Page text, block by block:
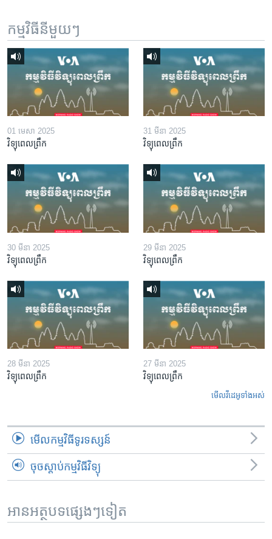
កម្មវិធី​នីមួយៗ
01 មេសា 2025
វិទ្យុពេលព្រឹក
31 មីនា 2025
វិទ្យុពេលព្រឹក
30 មីនា 2025
វិទ្យុពេលព្រឹក
29 មីនា 2025
វិទ្យុពេលព្រឹក
28 មីនា 2025
វិទ្យុពេលព្រឹក
27 មីនា 2025
វិទ្យុពេលព្រឹក
មើល​វីដេអូ​ទាំង​អស់
មើល​កម្មវិធី​ទូរទស្សន៍
ចុចស្តាប់កម្មវិធីវិទ្យុ
អានអត្ថបទផ្សេងៗទៀត